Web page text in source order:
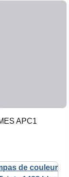
APC1